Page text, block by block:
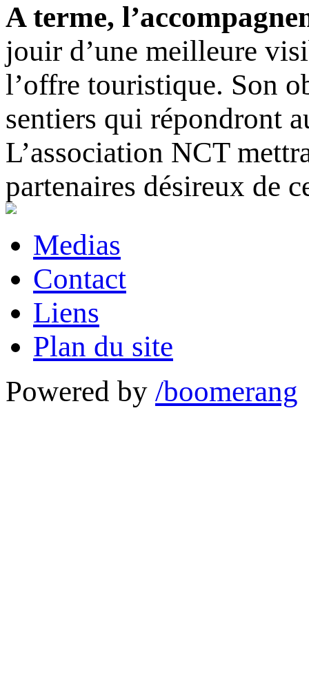
A terme,
jouir d’une meilleure
l’offre touristique. Son
sentiers qui répondront
L’association NCT
partenaires désireux de
Medias
Contact
Liens
Plan du site
Powered by /boomerang